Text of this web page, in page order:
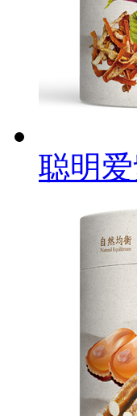
聪明